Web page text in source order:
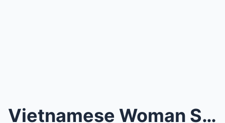
Vietnamese Woman Shatters Silence on Explosive Dat...